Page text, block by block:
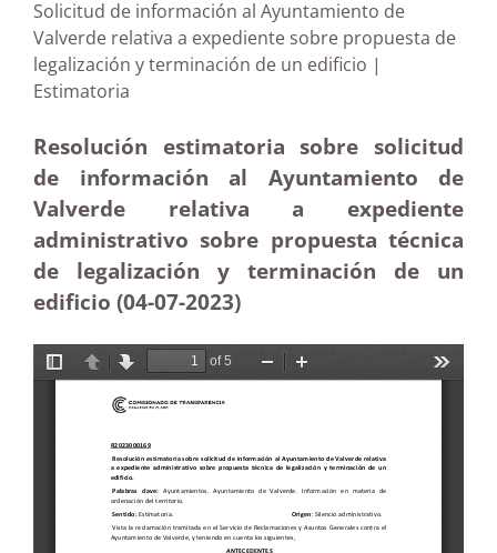
Solicitud de información al Ayuntamiento de
Valverde relativa a expediente sobre propuesta de
legalización y terminación de un edificio |
Estimatoria
Resolución estimatoria sobre solicitud
de información al Ayuntamiento de
Valverde relativa a expediente
administrativo sobre propuesta técnica
de legalización y terminación de un
edificio (04-07-2023)